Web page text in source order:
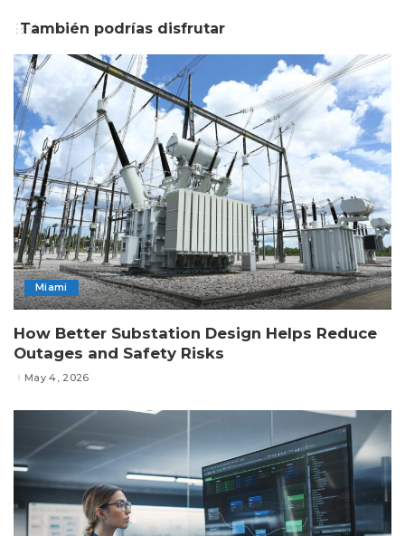
También podrías disfrutar
Miami
How Better Substation Design Helps Reduce
Outages and Safety Risks
May 4, 2026